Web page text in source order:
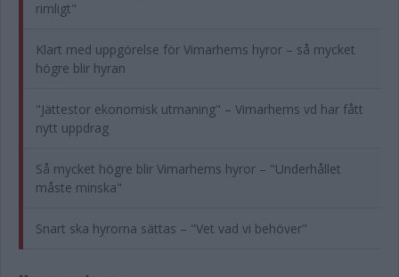
rimligt"
Klart med uppgörelse för Vimarhems hyror – så mycket
högre blir hyran
"Jättestor ekonomisk utmaning" – Vimarhems vd har fått
nytt uppdrag
Så mycket högre blir Vimarhems hyror – "Underhållet
måste minska"
Snart ska hyrorna sättas – "Vet vad vi behöver"